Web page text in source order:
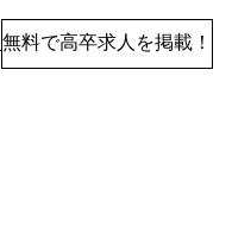
無料で高卒求人を掲載！